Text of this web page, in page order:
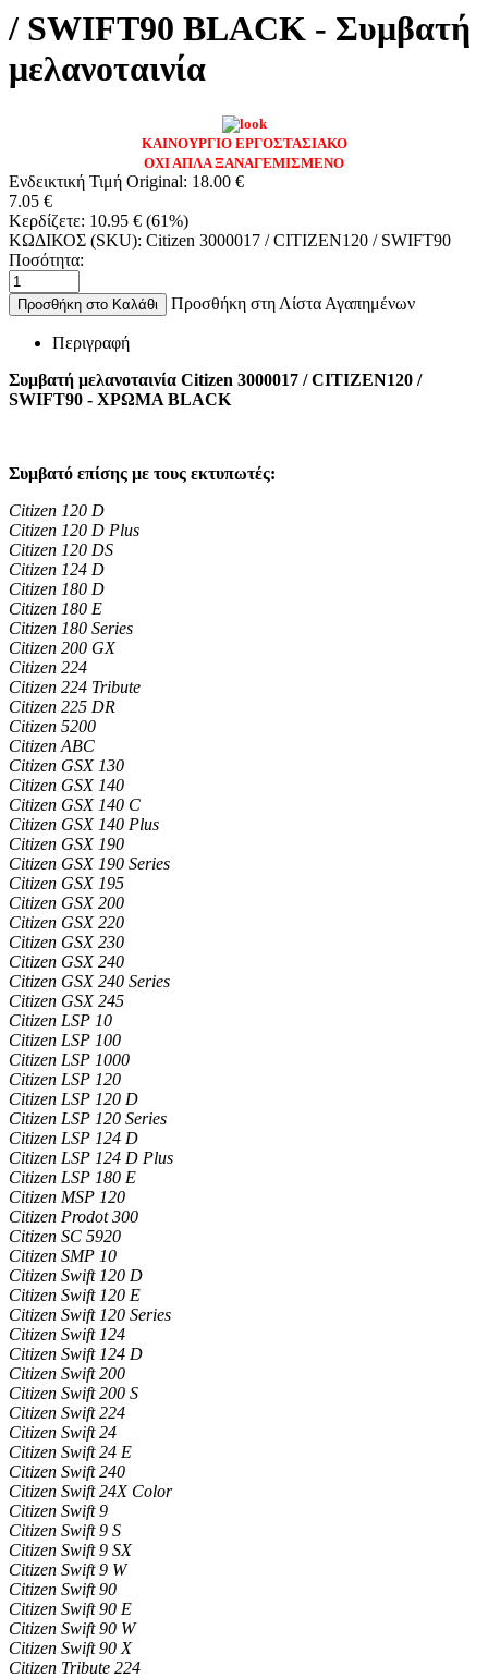
/ SWIFT90 BLACK - Συμβατή
μελανοταινία
ΚΑΙΝΟΥΡΓΙΟ ΕΡΓΟΣΤΑΣΙΑΚΟ
ΟΧΙ ΑΠΛΑ ΞΑΝΑΓΕΜΙΣΜΕΝΟ
Ενδεικτική Τιμή Original: 18.00 €
7.05 €
Κερδίζετε: 10.95 € (61%)
ΚΩΔΙΚΟΣ (SKU): Citizen 3000017 / CITIZEN120 / SWIFT90
Ποσότητα:
Προσθήκη στο Καλάθι Προσθήκη στη Λίστα Αγαπημένων
Περιγραφή
Συμβατή μελανοταινία Citizen 3000017 / CITIZEN120 /
SWIFT90 - ΧΡΩΜΑ BLACK
Συμβατό επίσης με τους εκτυπωτές:
Citizen 120 D
Citizen 120 D Plus
Citizen 120 DS
Citizen 124 D
Citizen 180 D
Citizen 180 E
Citizen 180 Series
Citizen 200 GX
Citizen 224
Citizen 224 Tribute
Citizen 225 DR
Citizen 5200
Citizen ABC
Citizen GSX 130
Citizen GSX 140
Citizen GSX 140 C
Citizen GSX 140 Plus
Citizen GSX 190
Citizen GSX 190 Series
Citizen GSX 195
Citizen GSX 200
Citizen GSX 220
Citizen GSX 230
Citizen GSX 240
Citizen GSX 240 Series
Citizen GSX 245
Citizen LSP 10
Citizen LSP 100
Citizen LSP 1000
Citizen LSP 120
Citizen LSP 120 D
Citizen LSP 120 Series
Citizen LSP 124 D
Citizen LSP 124 D Plus
Citizen LSP 180 E
Citizen MSP 120
Citizen Prodot 300
Citizen SC 5920
Citizen SMP 10
Citizen Swift 120 D
Citizen Swift 120 E
Citizen Swift 120 Series
Citizen Swift 124
Citizen Swift 124 D
Citizen Swift 200
Citizen Swift 200 S
Citizen Swift 224
Citizen Swift 24
Citizen Swift 24 E
Citizen Swift 240
Citizen Swift 24X Color
Citizen Swift 9
Citizen Swift 9 S
Citizen Swift 9 SX
Citizen Swift 9 W
Citizen Swift 90
Citizen Swift 90 E
Citizen Swift 90 W
Citizen Swift 90 X
Citizen Tribute 224